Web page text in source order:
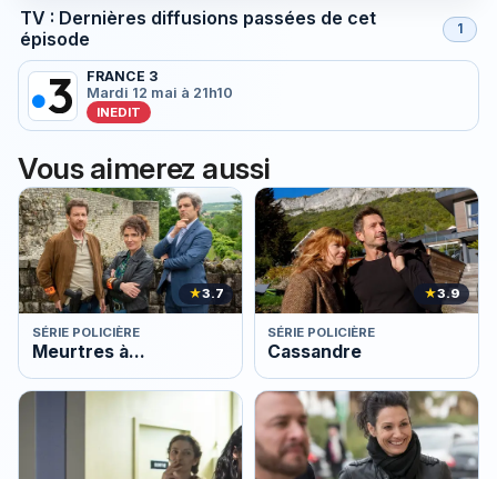
TV : Dernières diffusions passées de cet
épisode
1
FRANCE 3
Mardi 12 mai à 21h10
INEDIT
Vous aimerez aussi
★3.7
SÉRIE POLICIÈRE
Meurtres à...
★3.9
SÉRIE POLICIÈRE
Cassandre